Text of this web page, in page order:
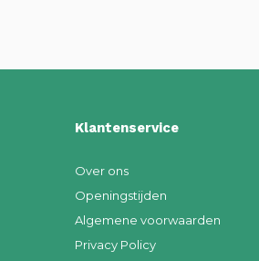
Klantenservice
Over ons
Openingstijden
Algemene voorwaarden
Privacy Policy